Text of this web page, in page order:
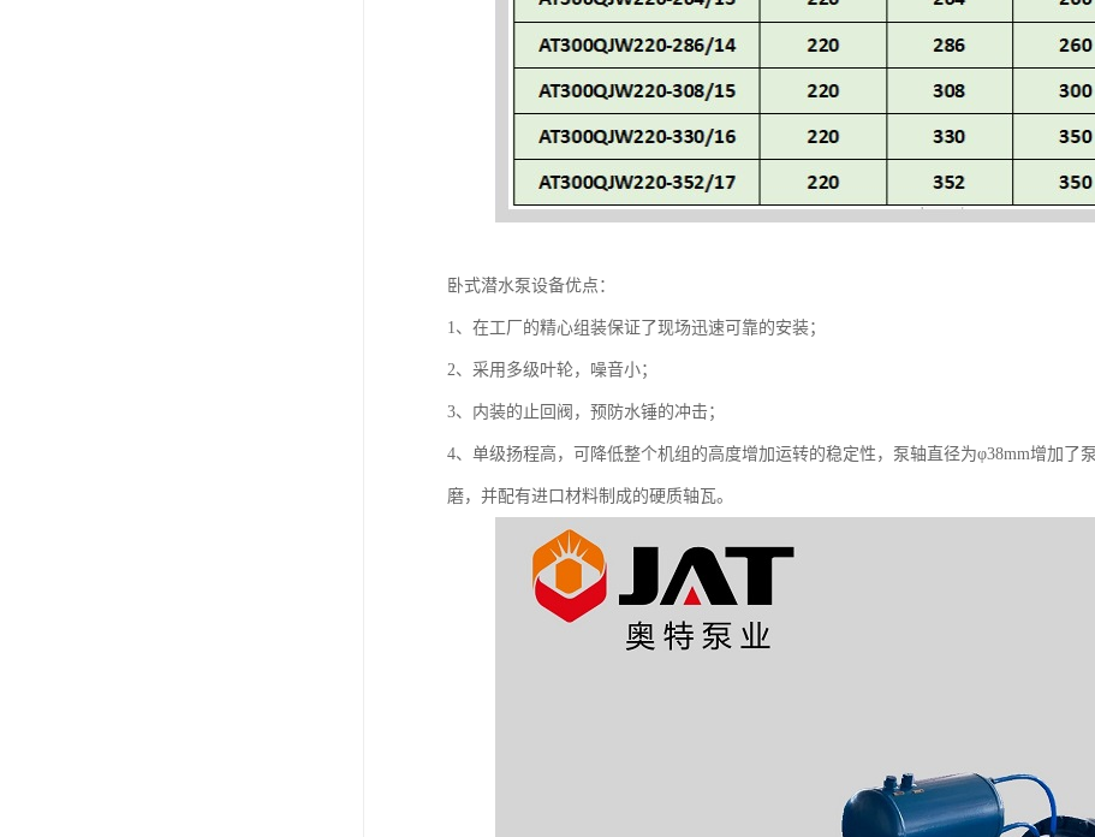
卧式潜水泵设备优点：
1、在工厂的精心组装保证了现场迅速可靠的安装；
2、采用多级叶轮，噪音小；
3、内装的止回阀，预防水锤的冲击；
4、单级扬程高，可降低整个机组的高度增加运转的稳定性，泵轴直径为φ38mm增加了
磨，并配有进口材料制成的硬质轴瓦。